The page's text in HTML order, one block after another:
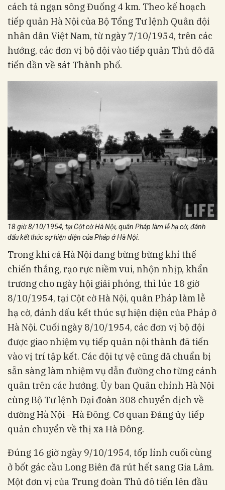
cách tả ngạn sông Đuống 4 km. Theo kế hoạch
tiếp quản Hà Nội của Bộ Tổng Tư lệnh Quân đội
nhân dân Việt Nam, từ ngày 7/10/1954, trên các
hướng, các đơn vị bộ đội vào tiếp quản Thủ đô đã
tiến dần về sát Thành phố.
18 giờ 8/10/1954, tại Cột cờ Hà Nội, quân Pháp làm lễ hạ cờ, đánh
dấu kết thúc sự hiện diện của Pháp ở Hà Nội.
Trong khi cả Hà Nội đang bừng bừng khí thế
chiến thắng, rạo rực niềm vui, nhộn nhịp, khẩn
trương cho ngày hội giải phóng, thì lúc 18 giờ
8/10/1954, tại Cột cờ Hà Nội, quân Pháp làm lễ
hạ cờ, đánh dấu kết thúc sự hiện diện của Pháp ở
Hà Nội. Cuối ngày 8/10/1954, các đơn vị bộ đội
được giao nhiệm vụ tiếp quản nội thành đã tiến
vào vị trí tập kết. Các đội tự vệ cũng đã chuẩn bị
sẵn sàng làm nhiệm vụ dẫn đường cho từng cánh
quân trên các hướng. Ủy ban Quân chính Hà Nội
cùng Bộ Tư lệnh Đại đoàn 308 chuyển dịch về
đường Hà Nội - Hà Đông. Cơ quan Đảng ủy tiếp
quản chuyển về thị xã Hà Đông.
Đúng 16 giờ ngày 9/10/1954, tốp lính cuối cùng
ở bốt gác cầu Long Biên đã rút hết sang Gia Lâm.
Một đơn vị của Trung đoàn Thủ đô tiến lên đầu